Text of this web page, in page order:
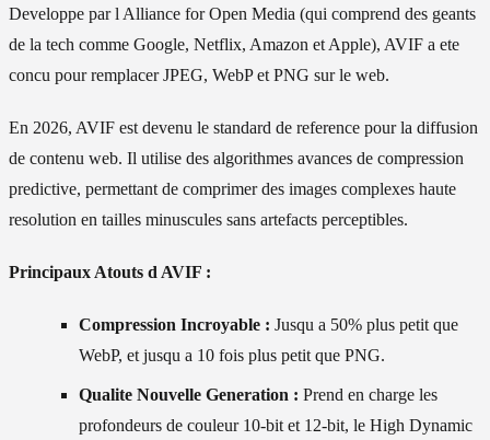
Developpe par l Alliance for Open Media (qui comprend des geants
de la tech comme Google, Netflix, Amazon et Apple), AVIF a ete
concu pour remplacer JPEG, WebP et PNG sur le web.
En 2026, AVIF est devenu le standard de reference pour la diffusion
de contenu web. Il utilise des algorithmes avances de compression
predictive, permettant de comprimer des images complexes haute
resolution en tailles minuscules sans artefacts perceptibles.
Principaux Atouts d AVIF :
Compression Incroyable : Jusqu a 50% plus petit que
WebP, et jusqu a 10 fois plus petit que PNG.
Qualite Nouvelle Generation : Prend en charge les
profondeurs de couleur 10-bit et 12-bit, le High Dynamic